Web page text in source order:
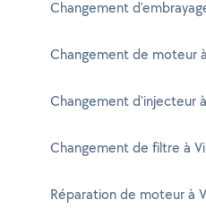
Changement
Changement de moteur
Changement d'injecteur
Changement de filtre à
Réparation de moteur à